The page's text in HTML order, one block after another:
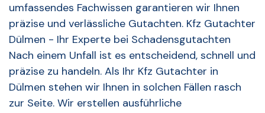
umfassendes Fachwissen garantieren wir Ihnen
präzise und verlässliche Gutachten. Kfz Gutachter
Dülmen - Ihr Experte bei Schadensgutachten
Nach einem Unfall ist es entscheidend, schnell und
präzise zu handeln. Als Ihr Kfz Gutachter in
Dülmen stehen wir Ihnen in solchen Fällen rasch
zur Seite. Wir erstellen ausführliche